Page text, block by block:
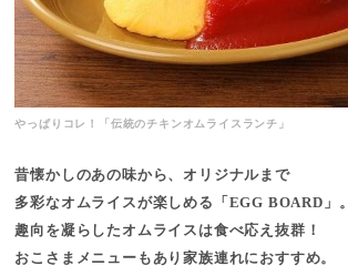
やっぱりコレ！「伝統のチキンオムライスランチ」
昔懐かしのあの味から、オリジナルまで
多彩なオムライスが楽しめる「EGG BOARD」。
趣向を凝らしたオムライスは食べ応え抜群！
おこさまメニューもあり家族連れにおすすめ。